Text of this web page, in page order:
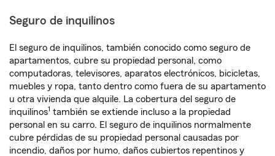
Seguro de inquilinos
El seguro de inquilinos, también conocido como seguro de
apartamentos, cubre su propiedad personal, como
computadoras, televisores, aparatos electrónicos, bicicletas,
muebles y ropa, tanto dentro como fuera de su apartamento
u otra vivienda que alquile. La cobertura del seguro de
inquilinos1 también se extiende incluso a la propiedad
personal en su carro. El seguro de inquilinos normalmente
cubre pérdidas de su propiedad personal causadas por
incendio, daños por humo, daños cubiertos repentinos y